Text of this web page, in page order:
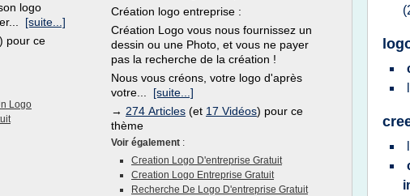
logo
[suite...]
) pour ce
Logo
Création logo entreprise :
Création Logo vous nous fournissez un
dessin ou une Photo, et vous ne payer
pas la recherche de la création !
Nous vous créons, votre logo d'après
votre... [suite...]
→ 274 Articles (et 17 Vidéos) pour ce
thème
Voir également :
Creation Logo D'entreprise Gratuit
Creation Logo Entreprise Gratuit
Recherche De Logo D'entreprise Gratuit